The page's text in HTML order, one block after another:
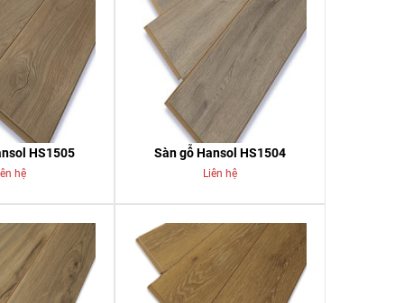
HS1505
hệ
Sàn gỗ Hansol HS1504
Liên hệ